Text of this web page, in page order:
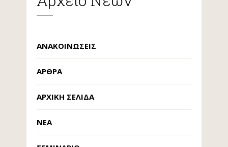
ΑΝΑΚΟΙΝΏΣΕΙΣ
ΆΡΘΡΑ
ΑΡΧΙΚΉ ΣΕΛΊΔΑ
ΝΈΑ